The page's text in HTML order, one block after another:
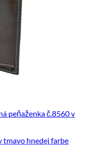
tmavo hnedej farbe